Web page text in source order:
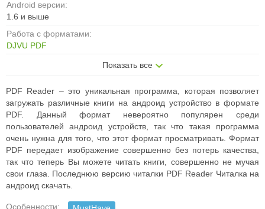
Android версии:
1.6 и выше
Работа с форматами:
DJVU PDF
Показать все
PDF Reader – это уникальная программа, которая позволяет
загружать различные книги на андроид устройство в формате
PDF. Данный формат невероятно популярен среди
пользователей андроид устройств, так что такая программа
очень нужна для того, что этот формат просматривать. Формат
PDF передает изображение совершенно без потерь качества,
так что теперь Вы можете читать книги, совершенно не мучая
свои глаза. Последнюю версию читалки PDF Reader Читалка на
андроид скачать.
Особенности: